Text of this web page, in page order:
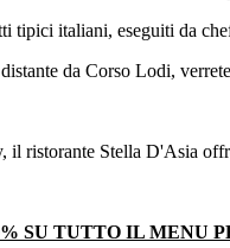
tipici italiani, eseguiti da
da Corso Lodi,
il ristorante Stella D'Asia
SU TUTTO IL MENU